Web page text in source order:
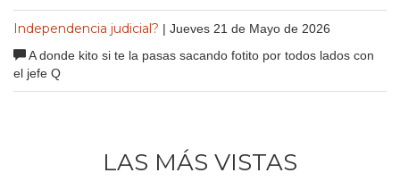
Independencia judicial? | Jueves 21 de Mayo de 2026
A donde kito si te la pasas sacando fotito por todos lados con
el jefe Q
LAS MÁS VISTAS